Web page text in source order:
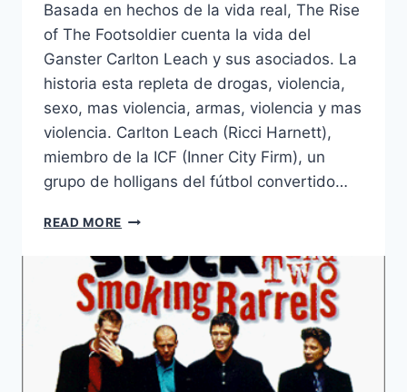
Basada en hechos de la vida real, The Rise
of The Footsoldier cuenta la vida del
Ganster Carlton Leach y sus asociados. La
historia esta repleta de drogas, violencia,
sexo, mas violencia, armas, violencia y mas
violencia. Carlton Leach (Ricci Harnett),
miembro de la ICF (Inner City Firm), un
grupo de holligans del fútbol convertido…
READ MORE RISE
THE
FOOTSOLDIER
(2007)